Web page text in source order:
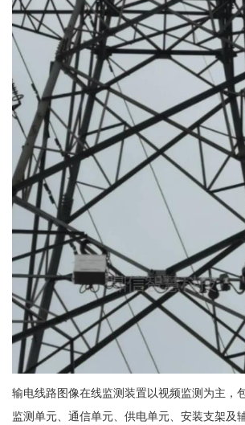
输电线路图像在线监测装置以视频监测为主，
监测单元、通信单元、供电单元、安装支架及